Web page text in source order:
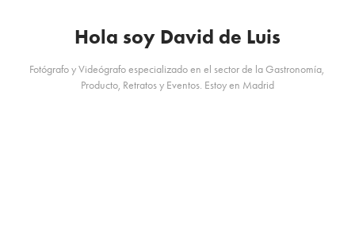
Hola soy David de Luis
Fotógrafo y Videógrafo especializado en el sector de la Gastronomía,
Producto, Retratos y Eventos. Estoy en Madrid